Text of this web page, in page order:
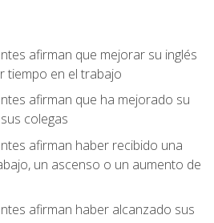
afirman que mejorar su inglés
tiempo en el trabajo
afirman que ha mejorado su
colegas
afirman haber recibido una
un ascenso o un aumento de
afirman haber alcanzado sus